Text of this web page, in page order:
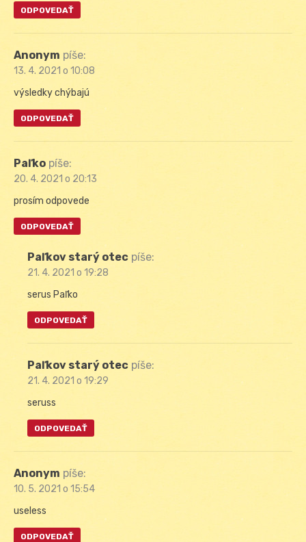
ODPOVEDAŤ
Anonym píše:
13. 4. 2021 o 10:08
výsledky chýbajú
ODPOVEDAŤ
Paľko píše:
20. 4. 2021 o 20:13
prosím odpovede
ODPOVEDAŤ
Paľkov starý otec píše:
21. 4. 2021 o 19:28
serus Paľko
ODPOVEDAŤ
Paľkov starý otec píše:
21. 4. 2021 o 19:29
seruss
ODPOVEDAŤ
Anonym píše:
10. 5. 2021 o 15:54
useless
ODPOVEDAŤ